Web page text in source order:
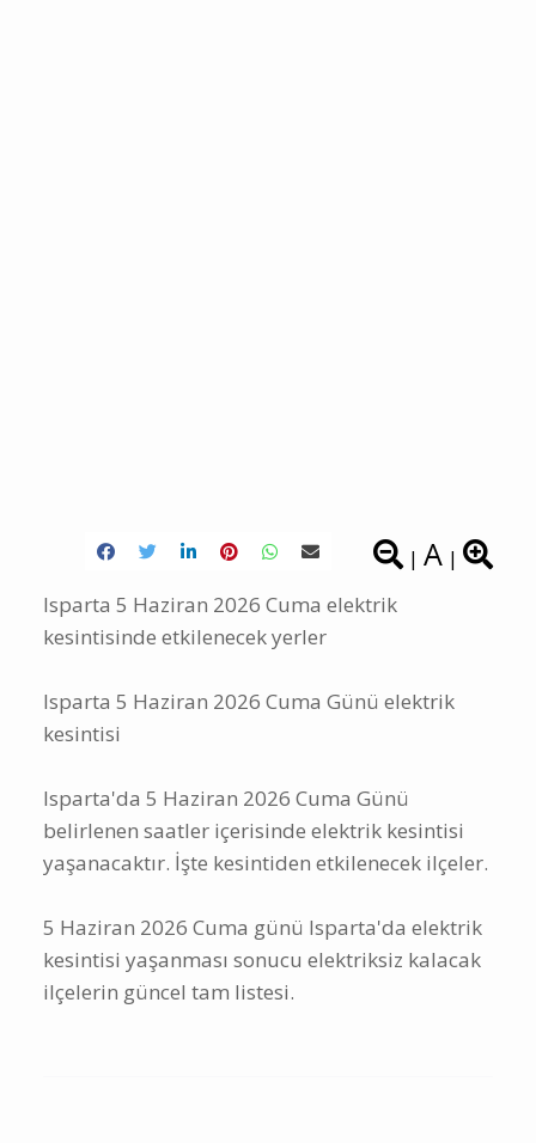
| A |
Isparta 5 Haziran 2026 Cuma elektrik
kesintisinde etkilenecek yerler
Isparta 5 Haziran 2026 Cuma Günü elektrik
kesintisi
Isparta'da 5 Haziran 2026 Cuma Günü
belirlenen saatler içerisinde elektrik kesintisi
yaşanacaktır. İşte kesintiden etkilenecek ilçeler.
5 Haziran 2026 Cuma günü Isparta'da elektrik
kesintisi yaşanması sonucu elektriksiz kalacak
ilçelerin güncel tam listesi.